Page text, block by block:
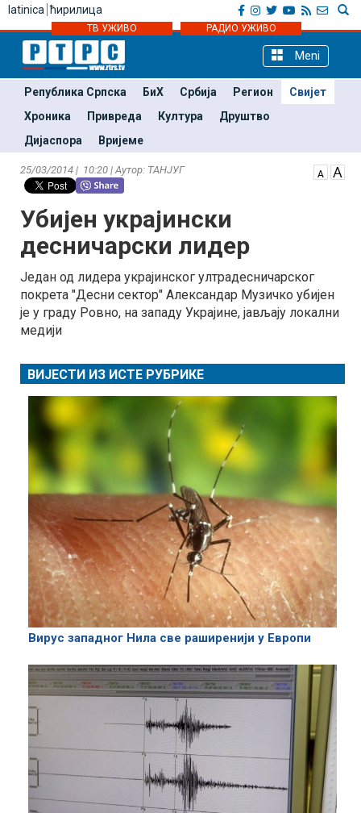
latinica ћирилица
ТВ УЖИВО РАДИО УЖИВО
Meni
Република Српска БиХ Србија Регион
Свијет
Хроника
Привреда Култура
Друштво
Дијаспора
Вријеме
25/03/2014 | 10:20 | Аутор: ТАНЈУГ
Убијен украјински
десничарски лидер
Један од лидера украјинског ултрадесничарског
покрета "Десни сектор" Александар Музичко убијен
је у граду Ровно, на западу Украјине, јављају локални
медији
ВИЈЕСТИ ИЗ ИСТЕ РУБРИКЕ
Вирус западног Нила све раширенији у Европи